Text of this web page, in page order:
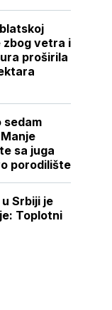
zbog vetra i
proširila
sedam
sa juga
porodilište
Srbiji je
Toplotni